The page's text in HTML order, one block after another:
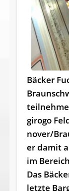
Bäcker
girogo
no­ver/­
er damit
im
Das
letzte